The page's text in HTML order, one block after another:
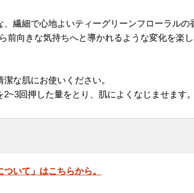
繊細で心地よいティーグリーンフローラルの
前向きな気持ちへと導かれるような変化を楽し
な肌にお使いください。
回押した量をとり、肌によくなじませます。
いて」はこちらから。